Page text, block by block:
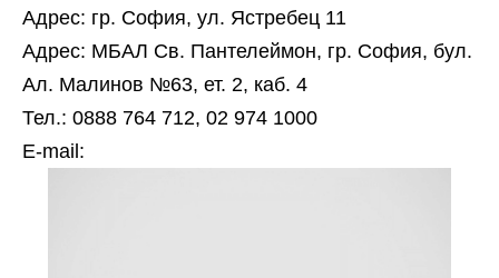
Адрес: гр. София, ул. Ястребец 11
Адрес: МБАЛ Св. Пантелеймон, гр. София, бул.
Ал. Малинов №63, ет. 2, каб. 4
Тел.: 0888 764 712, 02 974 1000
Е-mail: